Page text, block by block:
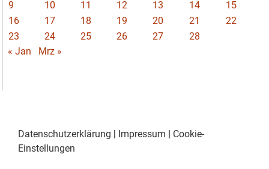
9
10 11 12 13 14
15
16
17 18 19 20 21
22
23
24 25 26 27
28
« Jan
Mrz »
Datenschutzerklärung Impressum
Cookie-
Einstellungen